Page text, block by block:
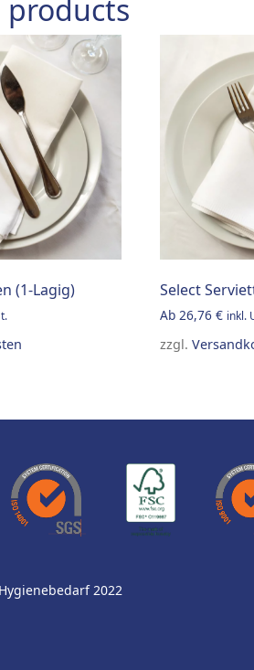
products
(1-Lagig) Select
Ab26,76€ inkl.
zzgl.
2022